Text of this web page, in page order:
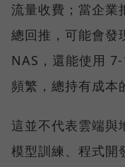
流量收費；當企業
總回推，可能會發
NAS，還能使用
頻繁，總持有成本
這並不代表雲端與
模型訓練、程式開